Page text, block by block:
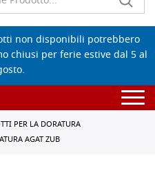
non disponibili potrebbero
chiusi per ferie estive dal 5 al
PER LA DORATURA
AGAT ZUB